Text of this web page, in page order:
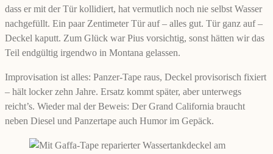
dass er mit der Tür kollidiert, hat vermutlich noch nie selbst Wasser
nachgefüllt. Ein paar Zentimeter Tür auf – alles gut. Tür ganz auf –
Deckel kaputt. Zum Glück war Pius vorsichtig, sonst hätten wir das
Teil endgültig irgendwo in Montana gelassen.
Improvisation ist alles: Panzer-Tape raus, Deckel provisorisch fixiert
– hält locker zehn Jahre. Ersatz kommt später, aber unterwegs
reicht’s. Wieder mal der Beweis: Der Grand California braucht
neben Diesel und Panzertape auch Humor im Gepäck.